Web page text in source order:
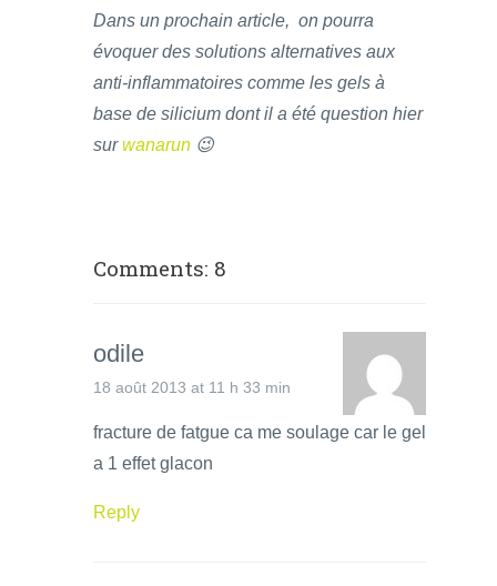
Dans un prochain article, on pourra
évoquer des solutions alternatives aux
anti-inflammatoires comme les gels à
base de silicium dont il a été question hier
surwanarun 😉
Comments: 8
odile
18 août 2013 at 11 h 33 min
fracture de fatgue ca me soulage car le gel
a 1 effet glacon
Reply